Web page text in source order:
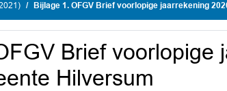
Bijlage 1. OFGV Brief voorlopige jaarrekening 2020
Brief voorlopige
Hilversum